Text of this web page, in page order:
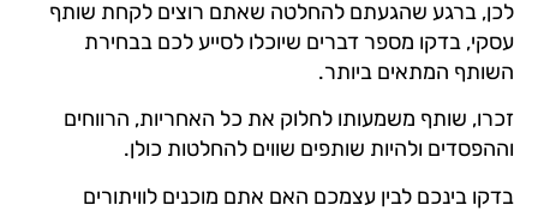
לכן, ברגע שהגעתם להחלטה שאתם רוצים לקחת שותף
עסקי, בדקו מספר דברים שיוכלו לסייע לכם בבחירת
השותף המתאים ביותר.
זכרו, שותף משמעותו לחלוק את כל האחריות, הרווחים
וההפסדים ולהיות שותפים שווים להחלטות כולן.
בדקו בינכם לבין עצמכם האם אתם מוכנים לוויתורים